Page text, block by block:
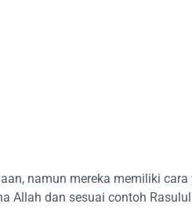
namun mereka memiliki
Allah dan sesuai contoh